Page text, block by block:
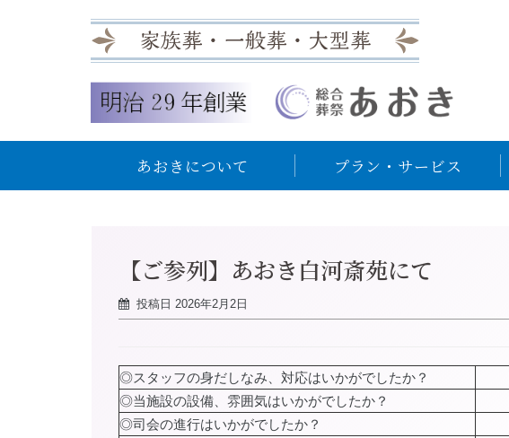
あおきについて プラン・サービス
【ご参列】あおき白河斎苑にて
投稿日 2026年2月2日
◎スタッフの身だしなみ、対応はいかがでしたか？
◎当施設の設備、雰囲気はいかがでしたか？
◎司会の進行はいかがでしたか？